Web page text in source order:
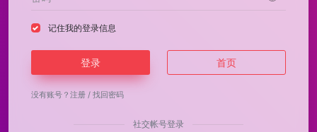
记住我的登录信息
登录 首页
没有账号？ 注册 / 找回密码
社交帐号登录